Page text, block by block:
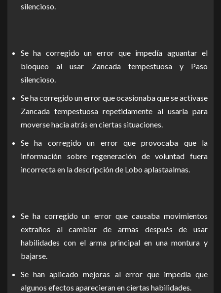
silencioso.
Se ha corregido un error que impedía aguantar el
bloqueo al usar Zancada tempestuosa y Paso
silencioso.
Se ha corregido un error que ocasionaba que se activase
Zancada tempestuosa repetidamente al usarla para
moverse hacia atrás en ciertas situaciones.
Se ha corregido un error que provocaba que la
información sobre regeneración de voluntad fuera
incorrecta en la descripción de Lobo aplastaalmas.
Se ha corregido un error que causaba movimientos
extraños al cambiar de armas después de usar
habilidades con el arma principal en una montura y
bajarse.
Se han aplicado mejoras al error que impedía que
algunos efectos aparecieran en ciertas habilidades.